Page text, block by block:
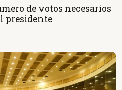
de votos necesarios
presidente